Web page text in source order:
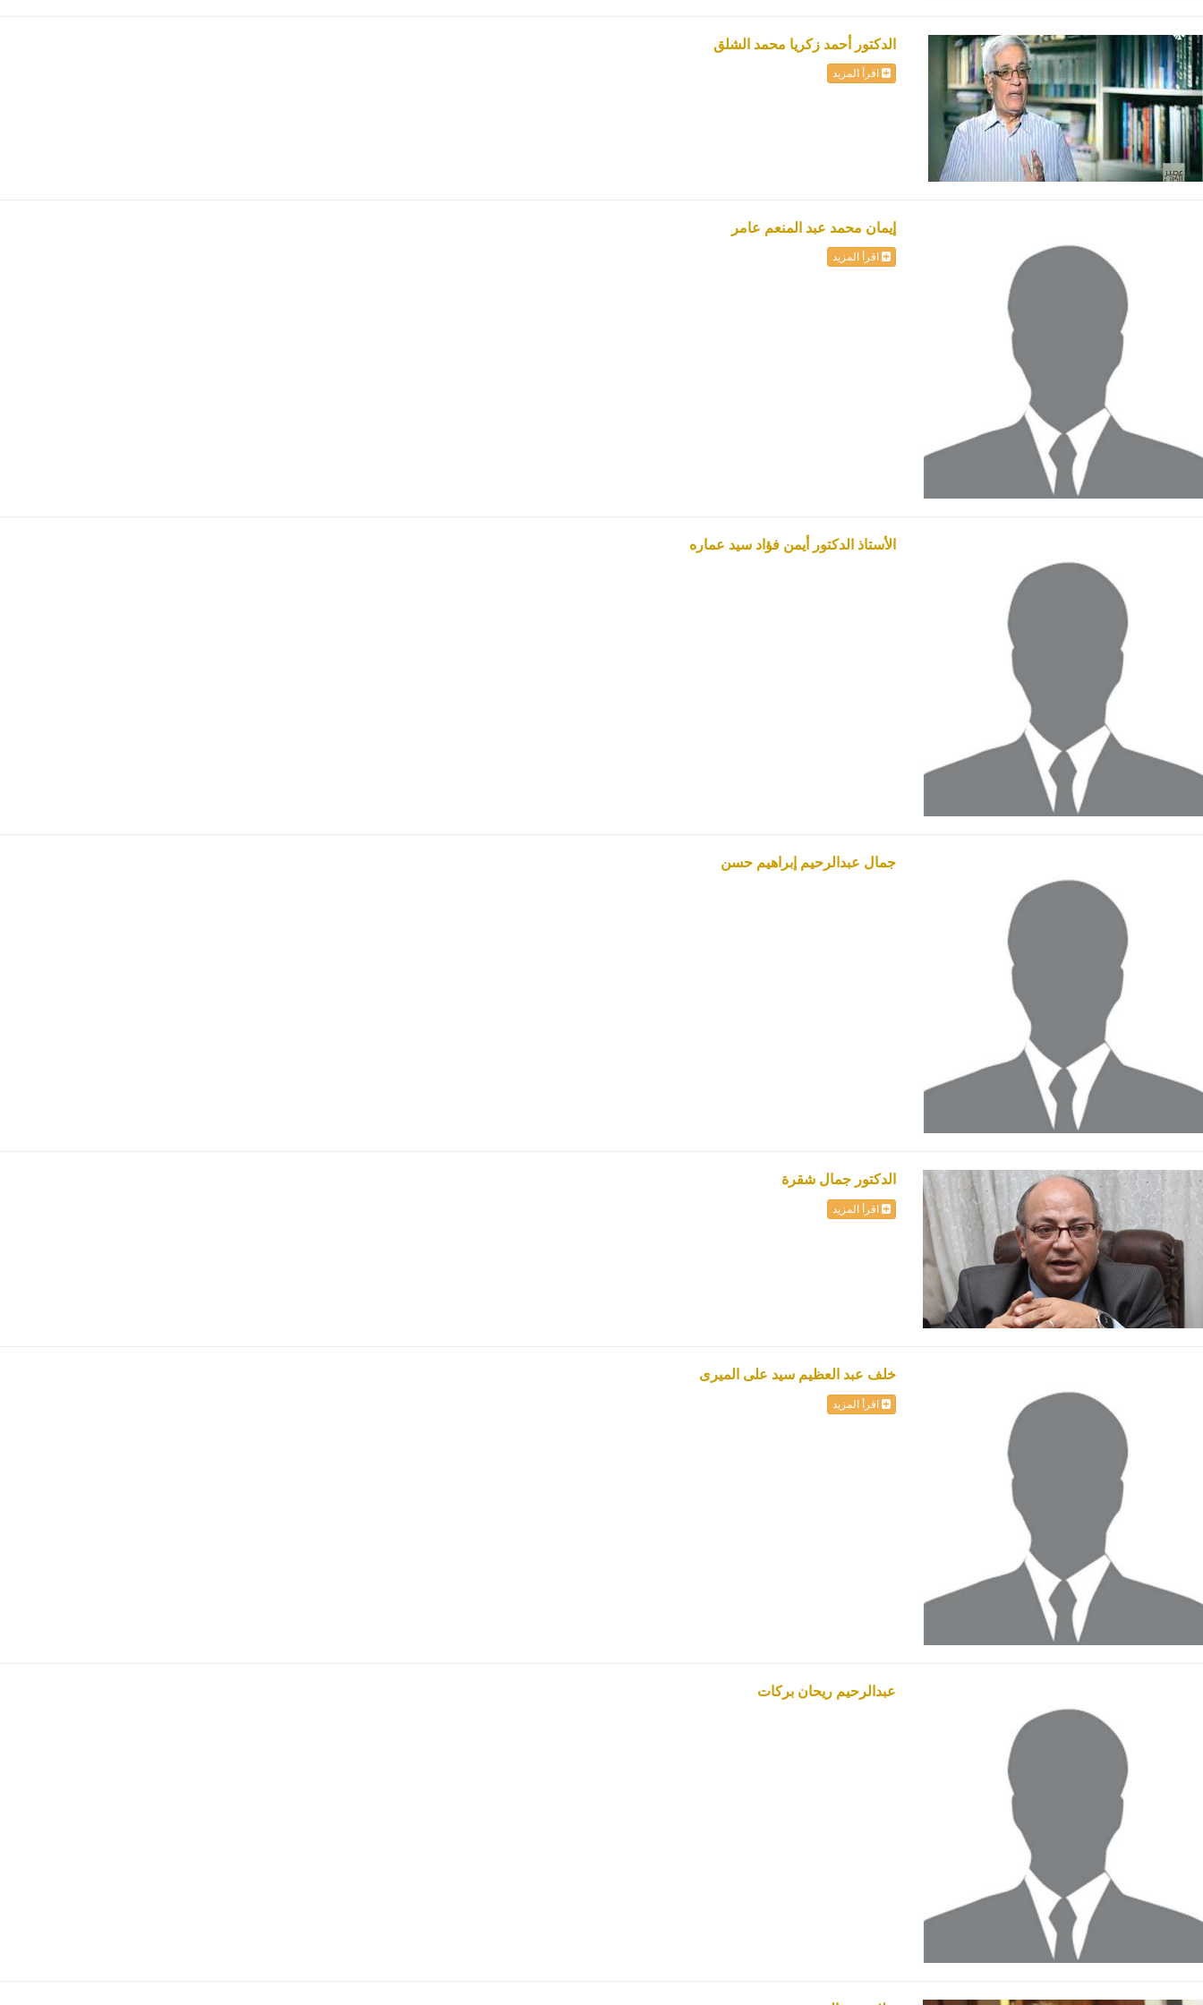
الدكتور أحمد زكريا محمد الشلق
اقرأ المزيد
إيمان محمد عبد المنعم عامر
اقرأ المزيد
الأستاذ الدكتور أيمن فؤاد سيد عماره
جمال عبدالرحيم إبراهيم حسن
الدكتور جمال شقرة
اقرأ المزيد
خلف عبد العظيم سيد على الميرى
اقرأ المزيد
عبدالرحيم ريحان بركات